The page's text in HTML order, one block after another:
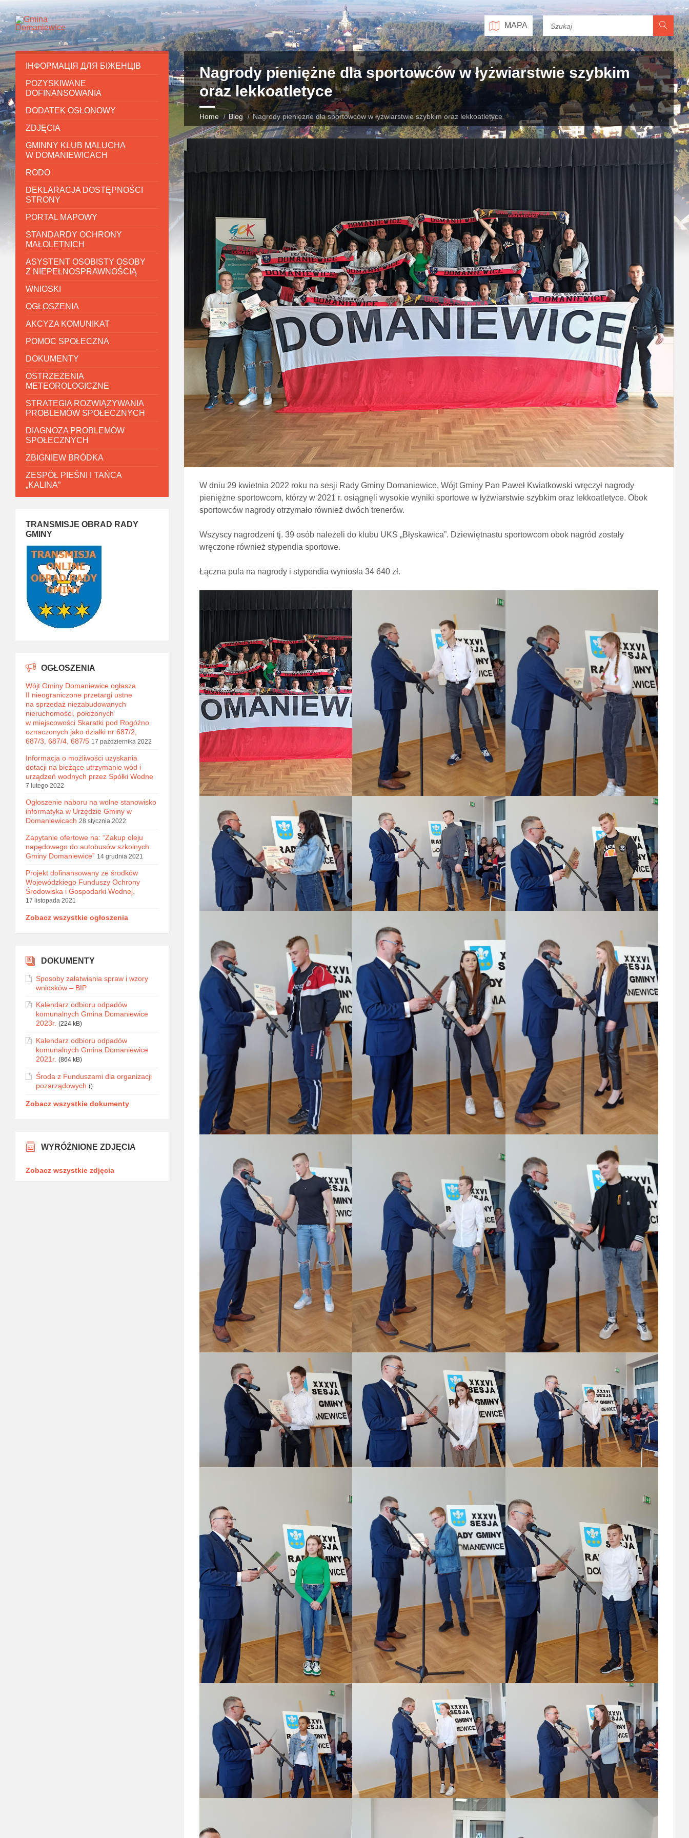
MAPA
Nagrody pieniężne dla sportowców w łyżwiarstwie szybkim
oraz lekkoatletyce
Home Blog Nagrody pieniężne dla sportowców w łyżwiarstwie szybkim oraz lekkoatletyce
W dniu 29 kwietnia 2022 roku na sesji Rady Gminy Domaniewice, Wójt Gminy Pan Paweł Kwiatkowski wręczył nagrody
pieniężne sportowcom, którzy w 2021 r. osiągnęli wysokie wyniki sportowe w łyżwiarstwie szybkim oraz lekkoatletyce. Obok
sportowców nagrody otrzymało również dwóch trenerów.
Wszyscy nagrodzeni tj. 39 osób należeli do klubu UKS „Błyskawica”. Dziewiętnastu sportowcom obok nagród zostały
wręczone również stypendia sportowe.
Łączna pula na nagrody i stypendia wyniosła 34 640 zł.
ІНФОРМАЦІЯ ДЛЯ БІЖЕНЦІВ
POZYSKIWANE
DOFINANSOWANIA
DODATEK OSŁONOWY
ZDJĘCIA
GMINNY KLUB MALUCHA
W DOMANIEWICACH
RODO
DEKLARACJA DOSTĘPNOŚCI
STRONY
PORTAL MAPOWY
STANDARDY OCHRONY
MAŁOLETNICH
ASYSTENT OSOBISTY OSOBY
Z NIEPEŁNOSPRAWNOŚCIĄ
WNIOSKI
OGŁOSZENIA
AKCYZA KOMUNIKAT
POMOC SPOŁECZNA
DOKUMENTY
OSTRZEŻENIA
METEOROLOGICZNE
STRATEGIA ROZWIĄZYWANIA
PROBLEMÓW SPOŁECZNYCH
DIAGNOZA PROBLEMÓW
SPOŁECZNYCH
ZBIGNIEW BRÓDKA
ZESPÓŁ PIEŚNI I TAŃCA
„KALINA”
TRANSMISJE OBRAD RADY
GMINY
OGŁOSZENIA
Wójt Gminy Domaniewice ogłasza
II nieograniczone przetargi ustne
na sprzedaż niezabudowanych
nieruchomości, położonych
w miejscowości Skaratki pod Rogóźno
oznaczonych jako działki nr 687/2,
687/3, 687/4, 687/5 17 października 2022
Informacja o możliwości uzyskania
dotacji na bieżące utrzymanie wód i
urządzeń wodnych przez Spółki Wodne
7 lutego 2022
Ogłoszenie naboru na wolne stanowisko
informatyka w Urzędzie Gminy w
Domaniewicach 28 stycznia 2022
Zapytanie ofertowe na: “Zakup oleju
napędowego do autobusów szkolnych
Gminy Domaniewice” 14 grudnia 2021
Projekt dofinansowany ze środków
Wojewódzkiego Funduszy Ochrony
Środowiska i Gospodarki Wodnej.
17 listopada 2021
Zobacz wszystkie ogłoszenia
DOKUMENTY
Sposoby załatwiania spraw i wzory
wniosków – BIP
Kalendarz odbioru odpadów
komunalnych Gmina Domaniewice
2023r. (224 kB)
Kalendarz odbioru odpadów
komunalnych Gmina Domaniewice
2021r. (864 kB)
Środa z Funduszami dla organizacji
pozarządowych ()
Zobacz wszystkie dokumenty
WYRÓŻNIONE ZDJĘCIA
Zobacz wszystkie zdjęcia